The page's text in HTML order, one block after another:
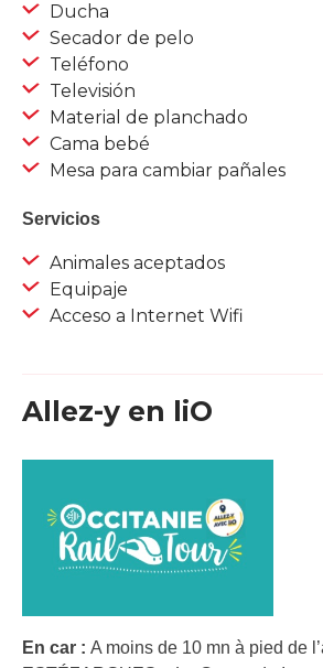
Ducha
Secador de pelo
Teléfono
Televisión
Material de planchado
Cama bebé
Mesa para cambiar pañales
Servicios
Animales aceptados
Equipaje
Acceso a Internet Wifi
Allez-y en liO
En car : A moins de 10 mn à pied de